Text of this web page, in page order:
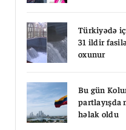
Türkiyədə
31 ildir
oxunur
Bu gün
partlayışda
həlak oldu